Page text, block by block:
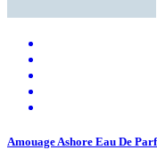
Amouage Ashore Eau De